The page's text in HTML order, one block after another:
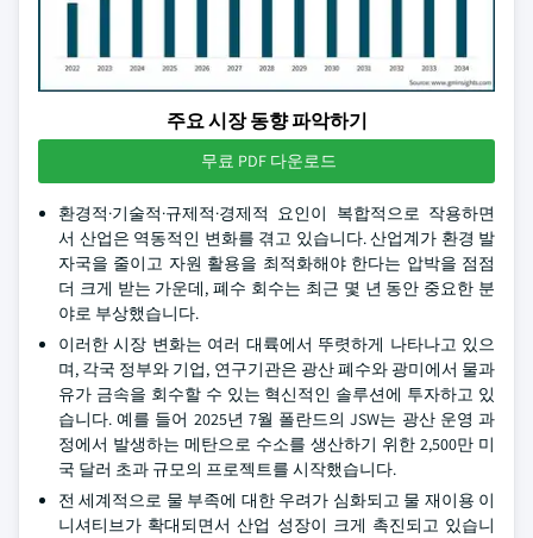
주요 시장 동향 파악하기
무료 PDF 다운로드
환경적·기술적·규제적·경제적 요인이 복합적으로 작용하면
서 산업은 역동적인 변화를 겪고 있습니다. 산업계가 환경 발
자국을 줄이고 자원 활용을 최적화해야 한다는 압박을 점점
더 크게 받는 가운데, 폐수 회수는 최근 몇 년 동안 중요한 분
야로 부상했습니다.
이러한 시장 변화는 여러 대륙에서 뚜렷하게 나타나고 있으
며, 각국 정부와 기업, 연구기관은 광산 폐수와 광미에서 물과
유가 금속을 회수할 수 있는 혁신적인 솔루션에 투자하고 있
습니다. 예를 들어 2025년 7월 폴란드의 JSW는 광산 운영 과
정에서 발생하는 메탄으로 수소를 생산하기 위한 2,500만 미
국 달러 초과 규모의 프로젝트를 시작했습니다.
전 세계적으로 물 부족에 대한 우려가 심화되고 물 재이용 이
니셔티브가 확대되면서 산업 성장이 크게 촉진되고 있습니